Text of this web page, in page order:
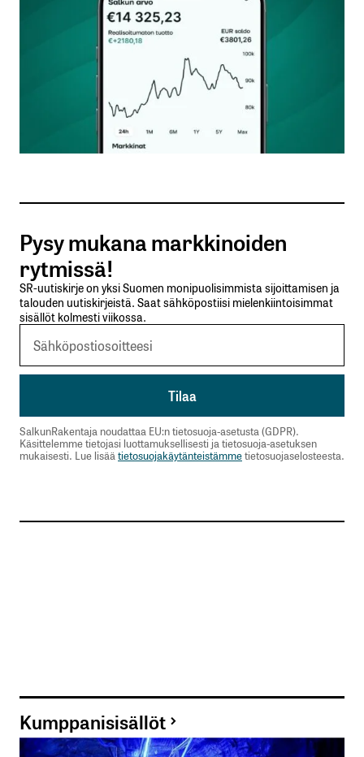
Nimesi tai nimimerkkisi
Sähköpostiosoitteesi
Tilaa SalkunRakentajan uutiskirje
Lähetä kommentti
Pysy mukana markkinoiden
rytmissä!
SR-uutiskirje on yksi Suomen monipuolisimmista sijoittamisen ja
talouden uutiskirjeistä. Saat sähköpostiisi mielenkiintoisimmat
sisällöt kolmesti viikossa.
SalkunRakentaja noudattaa EU:n tietosuoja-asetusta (GDPR).
Käsittelemme tietojasi luottamuksellisesti ja tietosuoja-asetuksen
mukaisesti. Lue lisää tietosuojakäytänteistämmetietosuojaselosteesta.
Kumppanisisällöt